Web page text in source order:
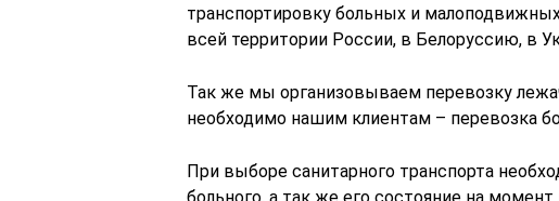
транспортировку больных и
всей территории России, в Белоруссию, в
Так же мы организовываем перевозку
необходимо нашим клиентам – перевозка
При выборе санитарного транспорта